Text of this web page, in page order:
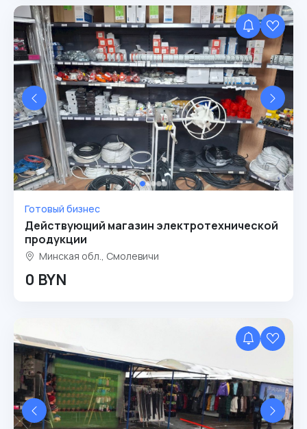
Готовый бизнес
Действующий магазин электротехнической
продукции
Минская обл., Смолевичи
0 BYN